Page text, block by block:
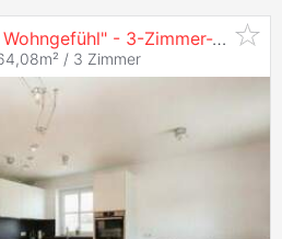
"Wärme, Weitblick und Wohngefühl" - 3-Zimmer-Wohnung in
/ 3 Zimmer